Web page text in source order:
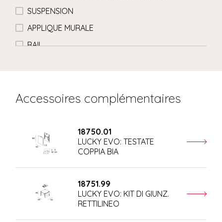
SUSPENSION
APPLIQUE MURALE
RAIL
Accessoires complémentaires
18750.01
LUCKY EVO: TESTATE
COPPIA BIA
18751.99
LUCKY EVO: KIT DI GIUNZ.
RETTILINEO